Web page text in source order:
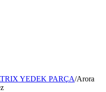
YEDEK PARÇA/Arora